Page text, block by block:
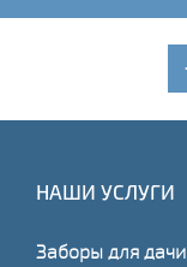
НАШИ УСЛУГИ
Заборы для дачи